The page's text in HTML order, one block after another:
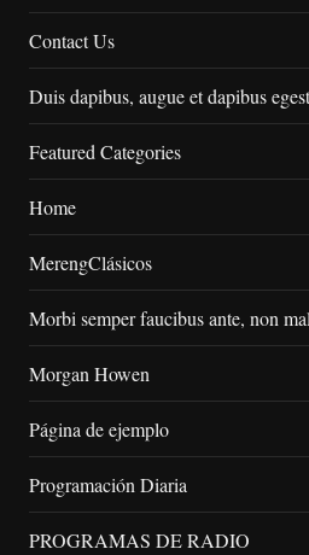
Contact Us
Duis dapibus, augue et dapibus
Featured Categories
Home
MerengClásicos
Morbi semper faucibus ante, non
Morgan Howen
Página de ejemplo
Programación Diaria
PROGRAMAS DE RADIO